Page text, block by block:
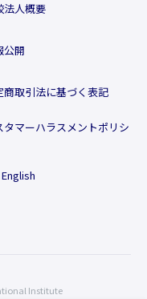
法人概要
公開
商取引法に基づく表記
タマーハラスメントポリシ
Institute